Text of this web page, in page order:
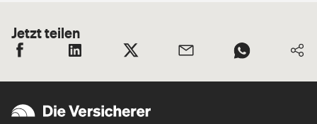
Jetzt teilen